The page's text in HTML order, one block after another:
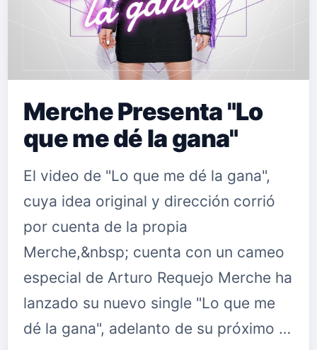
Merche Presenta "Lo
que me dé la gana"
El video de "Lo que me dé la gana",
cuya idea original y dirección corrió
por cuenta de la propia
Merche,&nbsp; cuenta con un cameo
especial de Arturo Requejo Merche ha
lanzado su nuevo single "Lo que me
dé la gana", adelanto de su próximo …